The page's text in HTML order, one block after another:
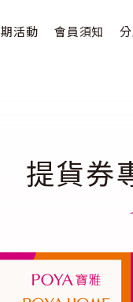
活動 會員須知
提貨券